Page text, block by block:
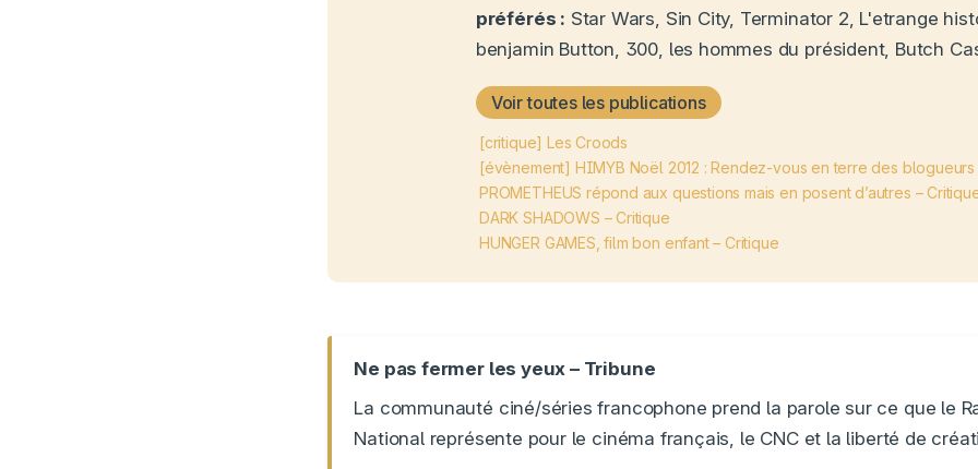
préférés : Star Wars, Sin City, Terminator 2, L'etrange
benjamin Button, 300, les hommes du président, Butch
Voir toutes les publications
[critique] Les Croods
[évènement] HIMYB Noël 2012 : Rendez-vous en terre des blogueurs
PROMETHEUS répond aux questions mais en posent d’autres –
DARK SHADOWS – Critique
HUNGER GAMES, film bon enfant – Critique
Ne pas fermer les yeux – Tribune
La communauté ciné/séries francophone prend la parole sur ce que le
National représente pour le cinéma français, le CNC et la liberté de